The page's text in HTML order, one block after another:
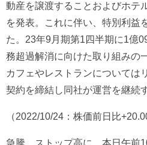
動産を譲渡することおよびホテ
を発表。これに伴い、特別利益
た。23年9月期第1四半期に1億
務超過解消に向けた取り組みの
カフェやレストランについては
契約を締結し同社が運営を継続
（2022/10/24：株価前日比
急騰、ストップ高に。本日午前